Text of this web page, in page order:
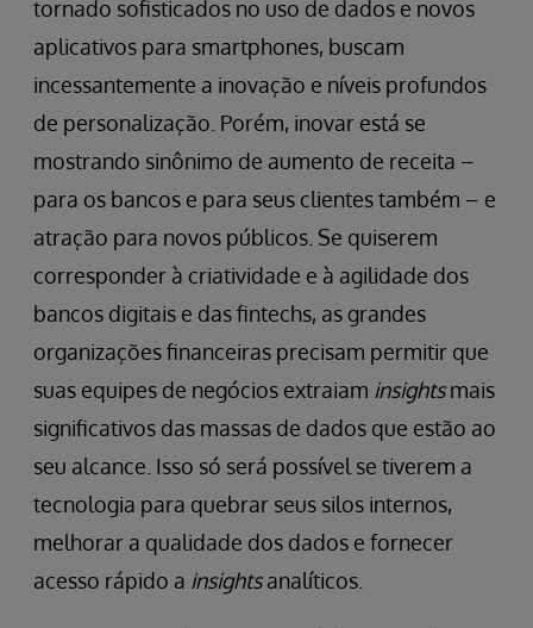
tornado sofisticados no uso de dados e novos
aplicativos para smartphones, buscam
incessantemente a inovação e níveis profundos
de personalização. Porém, inovar está se
mostrando sinônimo de aumento de receita –
para os bancos e para seus clientes também – e
atração para novos públicos. Se quiserem
corresponder à criatividade e à agilidade dos
bancos digitais e das fintechs, as grandes
organizações financeiras precisam permitir que
suas equipes de negócios extraiam insightsmais
significativos das massas de dados que estão ao
seu alcance. Isso só será possível se tiverem a
tecnologia para quebrar seus silos internos,
melhorar a qualidade dos dados e fornecer
acesso rápido a insightsanalíticos.